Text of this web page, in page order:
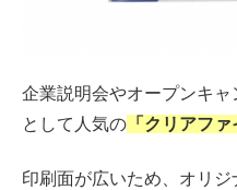
企業説明会やオープンキ
として人気の 「クリアファ
印刷面が広いため、オリ